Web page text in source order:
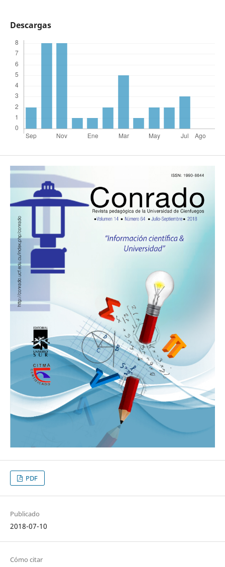
Descargas
PDF
Publicado
2018-07-10
Cómo citar